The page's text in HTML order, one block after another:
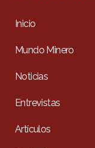
Inicio
Mundo Minero
Noticias
Entrevistas
Artículos